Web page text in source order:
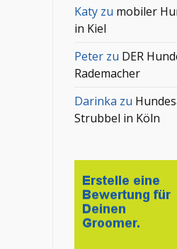
Katy zu mobiler
in Kiel
Peter zu DER
Rademacher
Darinka zu
Strubbel in Köln